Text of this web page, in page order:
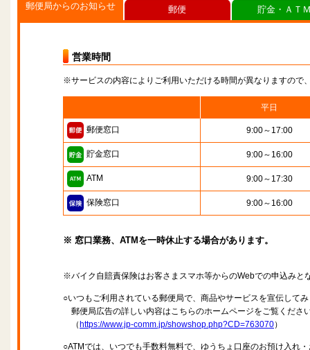
郵便局からのお知らせ
営業時間
※サービスの内容によりご利用いただける時間が異なりますので
平日
郵便窓口 9:00～17:00
貯金窓口 9:00～16:00
ATM 9:00～17:30
保険窓口 9:00～16:00
※ 窓口業務、ATMを一時休止する場合があります。
※バイク自賠責保険はお客さまスマホ等からのWebでの申込みと
○いつもご利用されている郵便局で、商品やサービスを宣伝して
郵便局広告の詳しい内容はこちらのホームページをご覧くださ
（ https://www.jp-comm.jp/showshop.php?CD=763070）
○ATMでは、いつでも手数料無料で、ゆうちょ口座のお預け入れ
郵便 貯金・ＡＴ